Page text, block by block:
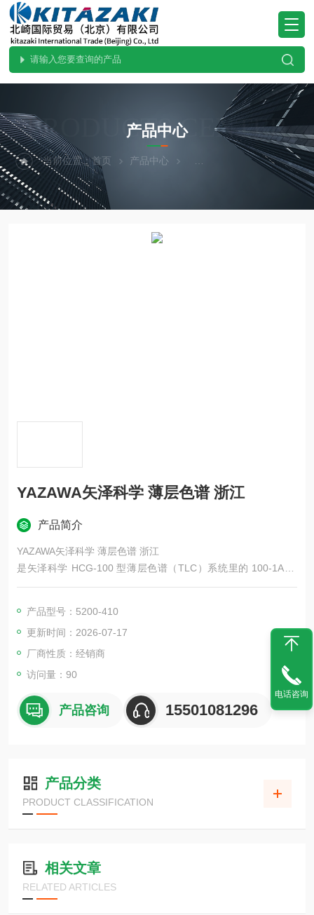
PRODUCTS CENTER
产品中心
当前位置：首页 产品中心 热卖！YAZAWA矢泽科学
YAZAWA矢泽科学 薄层色谱 浙江
产品简介
YAZAWA矢泽科学 薄层色谱 浙江
是矢泽科学 HCG-100 型薄层色谱（TLC）系统里的 100-1A 吸
附剂涂布器（涂板器），用于实验室自制薄层板，可精准涂布硅
产品型号：5200-410
更新时间：2026-07-17
厂商性质：经销商
访问量：90
产品咨询 15501081296
产品分类
PRODUCT CLASSIFICATION
相关文章
RELATED ARTICLES
电话咨询